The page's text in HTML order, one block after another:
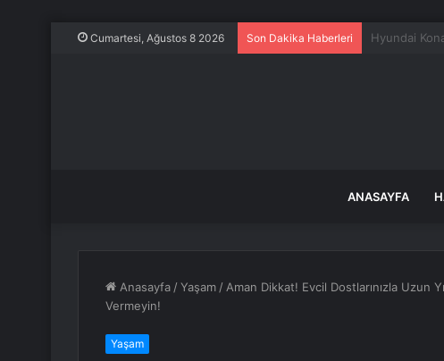
Cumartesi, Ağustos 8 2026 Son Dakika Haberleri 180 bin tane
ANASAYFA
Anasayfa /Yaşam / Aman Dikkat! Evcil Dostlarınızla Uzun
Vermeyin!
Yaşam